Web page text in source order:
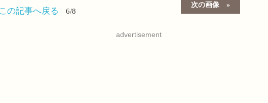
次の画像
この記事へ戻る 6/8
advertisement